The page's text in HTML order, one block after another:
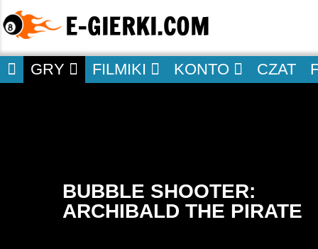
GRY FILMIKI KONTO CZAT
BUBBLE SHOOTER:
ARCHIBALD THE PIRATE